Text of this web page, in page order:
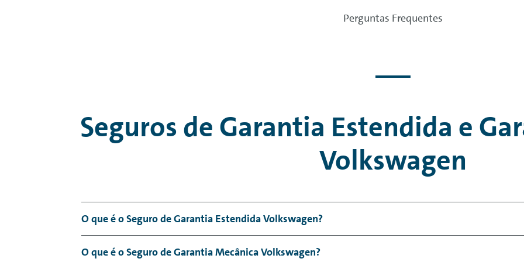
Perguntas Frequentes
Seguros de Garantia Estendida e
Volkswagen
O que é o Seguro de Garantia Estendida Volkswagen?
O Seguro de Garantia Estendida é uma extensão da garantia original do fabricante. A cobertura
O que é o Seguro de Garantia Mecânica Volkswagen?